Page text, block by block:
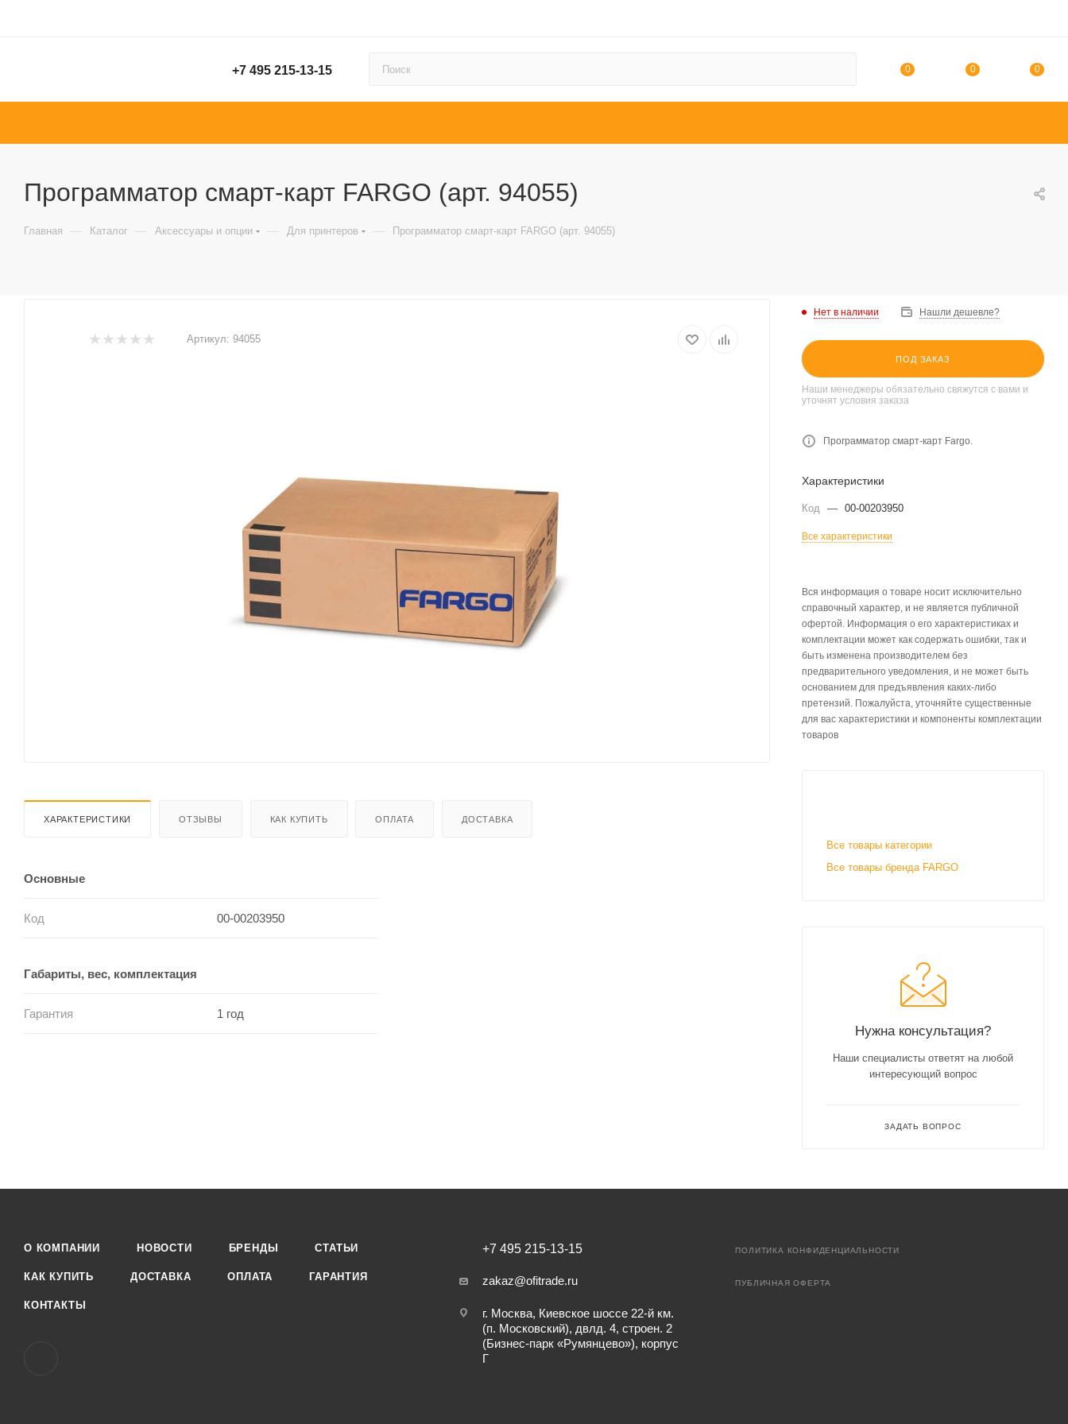
+7 495 215-13-15 0 0 0
Программатор смарт-карт FARGO (арт. 94055)
Главная — Каталог — Аксессуары и опции — Для принтеров — Программатор смарт-карт FARGO (арт. 94055)
Артикул: 94055
ХАРАКТЕРИСТИКИ ОТЗЫВЫ КАК КУПИТЬ ОПЛАТА ДОСТАВКА
Основные
Код 00-00203950
Габариты, вес, комплектация
Гарантия 1 год
Нет в наличии Нашли дешевле?
ПОД ЗАКАЗ
Наши менеджеры обязательно свяжутся с вами и
уточнят условия заказа
Программатор смарт-карт Fargo.
Характеристики
Код — 00-00203950
Все характеристики
Вся информация о товаре носит исключительно
справочный характер, и не является публичной
офертой. Информация о его характеристиках и
комплектации может как содержать ошибки, так и
быть изменена производителем без
предварительного уведомления, и не может быть
основанием для предъявления каких-либо
претензий. Пожалуйста, уточняйте существенные
для вас характеристики и компоненты комплектации
товаров
Все товары категории
Все товары бренда FARGO
Нужна консультация?
Наши специалисты ответят на любой
интересующий вопрос
ЗАДАТЬ ВОПРОС
О КОМПАНИИ НОВОСТИ БРЕНДЫ СТАТЬИ
КАК КУПИТЬ ДОСТАВКА ОПЛАТА ГАРАНТИЯ
КОНТАКТЫ
+7 495 215-13-15
zakaz@ofitrade.ru
г. Москва, Киевское шоссе 22-й км.
(п. Московский), двлд. 4, строен. 2
(Бизнес-парк «Румянцево»), корпус
Г
ПОЛИТИКА КОНФИДЕНЦИАЛЬНОСТИ
ПУБЛИЧНАЯ ОФЕРТА